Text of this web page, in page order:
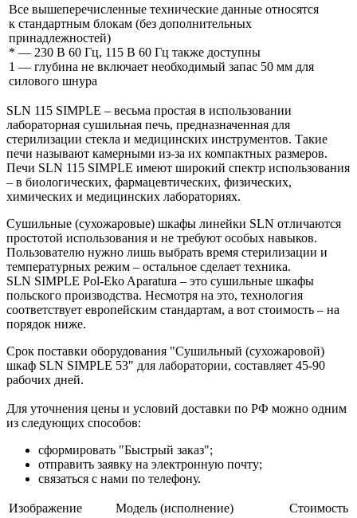
Все вышеперечисленные технические данные относятся
к стандартным блокам (без дополнительных
принадлежностей)
* — 230 В 60 Гц, 115 В 60 Гц также доступны
1 — глубина не включает необходимый запас 50 мм для
силового шнура
SLN 115 SIMPLE – весьма простая в использовании
лабораторная сушильная печь, предназначенная для
стерилизации стекла и медицинских инструментов. Такие
печи называют камерными из-за их компактных размеров.
Печи SLN 115 SIMPLE имеют широкий спектр использования
– в биологических, фармацевтических, физических,
химических и медицинских лабораториях.
Сушильные (сухожаровые) шкафы линейки SLN отличаются
простотой использования и не требуют особых навыков.
Пользователю нужно лишь выбрать время стерилизации и
температурных режим – остальное сделает техника.
SLN SIMPLE Pol-Eko Aparatura – это сушильные шкафы
польского производства. Несмотря на это, технология
соответствует европейским стандартам, а вот стоимость – на
порядок ниже.
Срок поставки оборудования "Сушильный (сухожаровой)
шкаф SLN SIMPLE 53" для лаборатории, составляет 45-90
рабочих дней.
Для уточнения цены и условий доставки по РФ можно одним
из следующих способов:
сформировать "Быстрый заказ";
отправить заявку на электронную почту;
связаться с нами по телефону.
Изображение Модель (исполнение)
Стоимость